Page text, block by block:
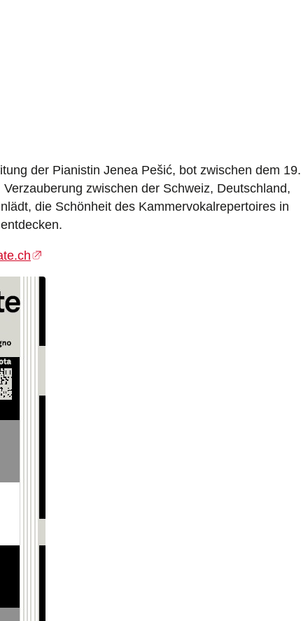
der Pianistin Jenea Pešić, bot zwischen dem 19.
zwischen der Schweiz, Deutschland,
die Schönheit des Kammervokalrepertoires in